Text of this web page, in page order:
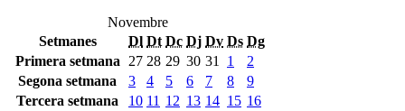
Novembre
Setmanes
Dl Dt Dc Dj Dv Ds Dg
Primera setmana
27 28 29 30 31 1
2
Segona setmana
3 4 5 6 7 8
9
Tercera setmana
10 11 12 13 14 15 16